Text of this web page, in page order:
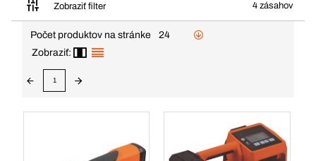
Zobraziť filter 4 zásahov
Počet produktov na stránke
24
Zobraziť:
1